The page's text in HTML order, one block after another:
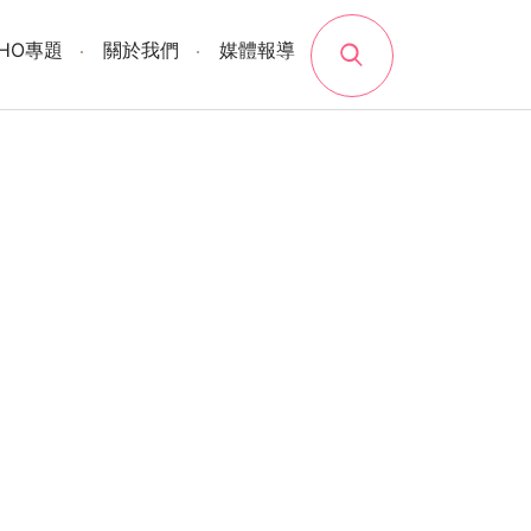
search
專題
關於我們 媒體報導